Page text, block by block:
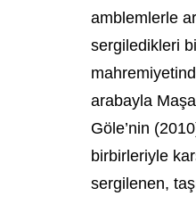
amblemlerle
sergiledikleri
arabayla
Göle’nin
birbirleriyle
sergilenen,